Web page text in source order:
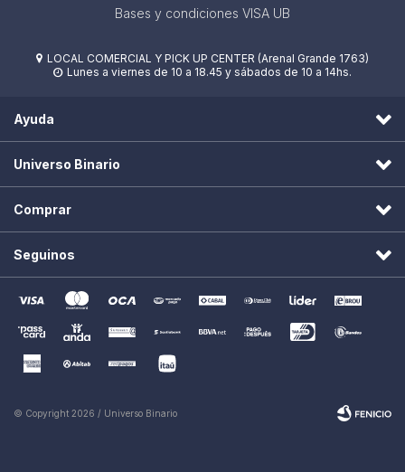
Bases y condiciones VISA UB
 LOCAL COMERCIAL Y PICK UP CENTER (Arenal Grande 1763)
 Lunes a viernes de 10 a 18.45 y sábados de 10 a 14hs.
Ayuda
Universo Binario
Comprar
Seguinos
© Copyright 2026 / Universo Binario